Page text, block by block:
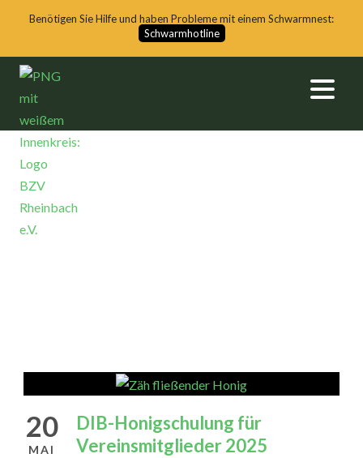
Benötigen Sie Hilfe und haben Probleme mit einem Schwarmnest:
Schwarmhotline
20
MAI
DIB-Honigschulung für
Vereinsmitglieder 2025